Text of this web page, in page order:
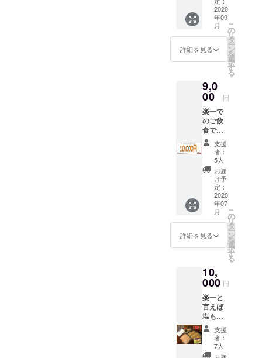
きまし
た。 是
非遠方
の皆さ
まや、
まだお
なられ
てない
方々に
返礼品
とはな
ります
が召し
上がっ
て頂き
たいで
3ー4人
前 こだ
わりの
国産牛
もつ
450g 濃
プ約4人
マ 鷹
の爪 〆
キャベ
ツなど
のお野
菜はお
好みで
ご支援
者さま
2020
年09
月
詳細を見る
こ
の
リ
タ
ー
ン
を
選
択
す
る
9,0
00 円
楽一で
のご飲
食でご
利用頂
ける
10,000
円のお
食事券
です。
有効期
限は
2022年
10月末
です お
釣りの
トとな
ります
ご了承
下さい
ませ
支援
者：
5人
お届
け予
定：
2020
年07
月
詳細を見る
こ
の
リ
タ
ー
ン
を
選
択
す
る
10,
000 円
楽一と
言えば
塩もつ
鍋とい
うくら
いこの
鍋で14
支援
者：
7人